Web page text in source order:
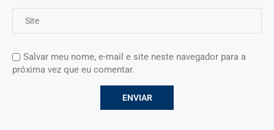
Salvar meu nome, e-mail e site neste navegador para a
próxima vez que eu comentar.